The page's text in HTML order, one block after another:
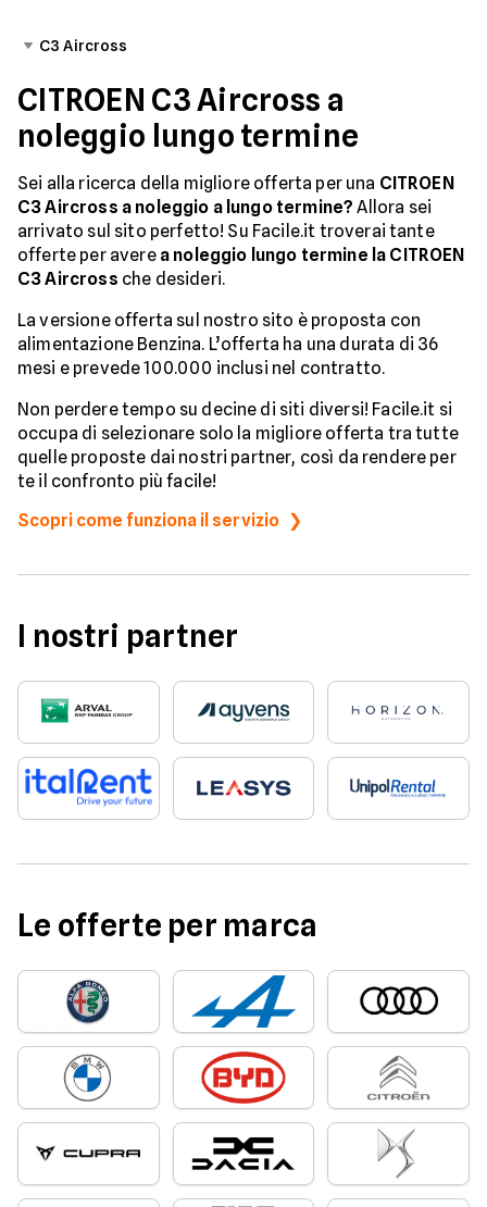
C3 Aircross
CITROEN C3 Aircross a
noleggio lungo termine
Sei alla ricerca della migliore offerta per una CITROEN
C3 Aircross a noleggio a lungo termine? Allora sei
arrivato sul sito perfetto! Su Facile.it troverai tante
offerte per avere a noleggio lungo termine la CITROEN
C3 Aircross che desideri.
La versione offerta sul nostro sito è proposta con
alimentazione Benzina. L’offerta ha una durata di 36
mesi e prevede 100.000 inclusi nel contratto.
Non perdere tempo su decine di siti diversi! Facile.it si
occupa di selezionare solo la migliore offerta tra tutte
quelle proposte dai nostri partner, così da rendere per
te il confronto più facile!
Scopri come funziona il servizio
I nostri partner
Le offerte per marca